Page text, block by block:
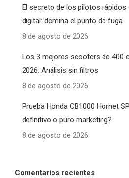
El secreto de los pilotos rápidos
digital: domina el punto de fuga
8 de agosto de 2026
Los 3 mejores scooters de 400
2026: Análisis sin filtros
8 de agosto de 2026
Prueba Honda CB1000 Hornet
definitivo o puro marketing?
8 de agosto de 2026
Comentarios recientes